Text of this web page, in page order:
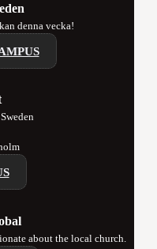
denna vecka!
about the local church.